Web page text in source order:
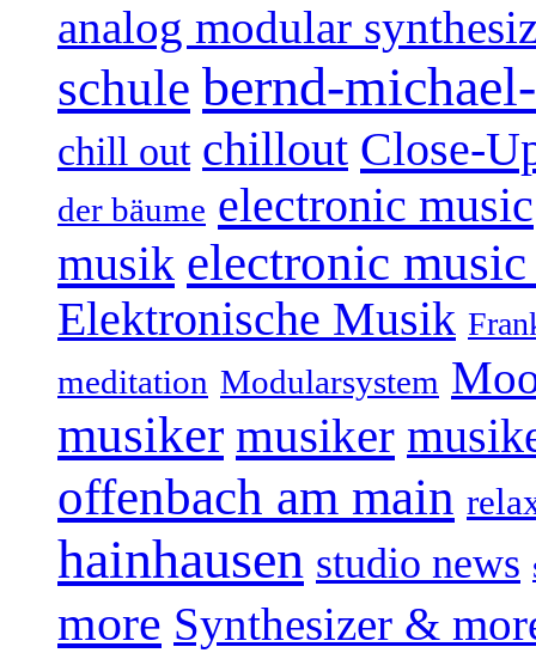
analog modular
schule bernd-
chill out chillout Close-
der bäume electronic music
musik electronic
Elektronische Musik
meditation Modularsystem
musiker musiker
offenbach am main
hainhausen studio news
more Synthesizer &